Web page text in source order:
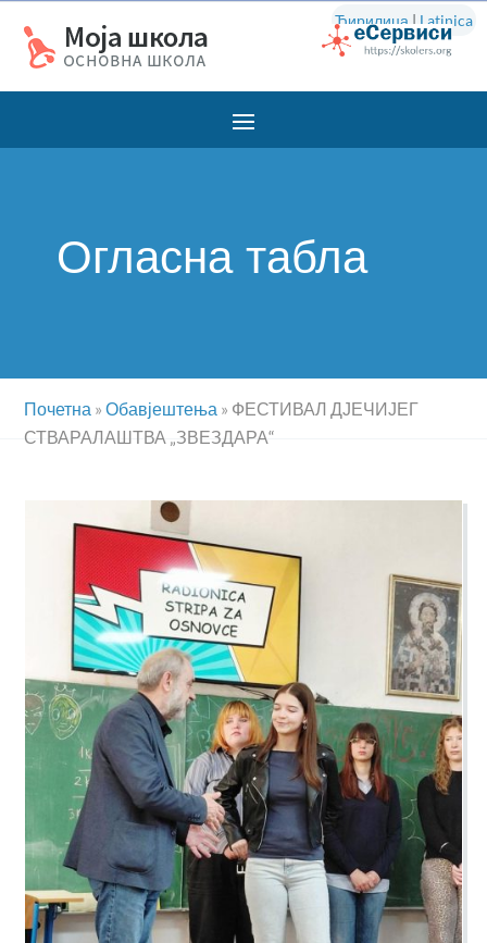
Ћирилица | Latinica
Огласна табла
Почетна »Обавјештења » ФЕСТИВАЛ ДЈЕЧИЈЕГ
СТВАРАЛАШТВА „ЗВЕЗДАРА“